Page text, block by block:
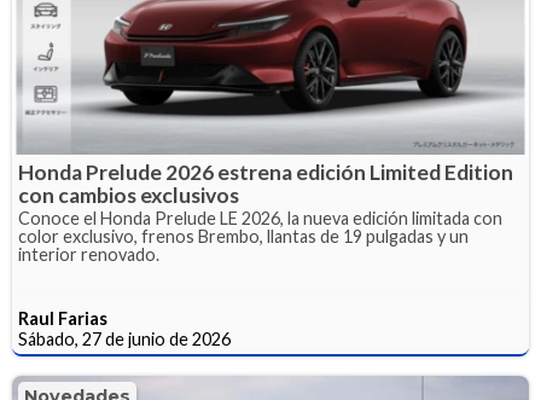
Honda Prelude 2026 estrena edición Limited Edition
con cambios exclusivos
Conoce el Honda Prelude LE 2026, la nueva edición limitada con
color exclusivo, frenos Brembo, llantas de 19 pulgadas y un
interior renovado.
Raul Farias
Sábado, 27 de junio de 2026